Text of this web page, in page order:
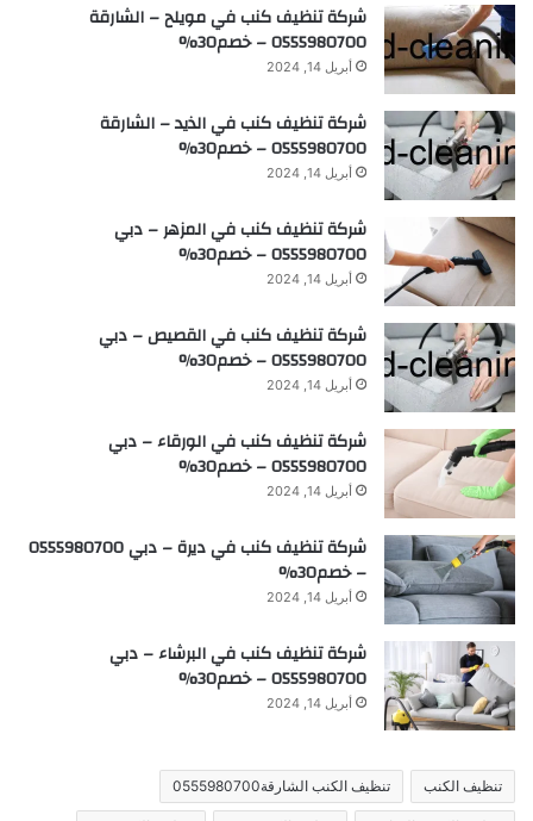
شركة تنظيف كنب في مويلح – الشارقة
0555980700 – خصم30%
أبريل 14, 2024
شركة تنظيف كنب في الذيد – الشارقة
0555980700 – خصم30%
أبريل 14, 2024
شركة تنظيف كنب في المزهر – دبي
0555980700 – خصم30%
أبريل 14, 2024
شركة تنظيف كنب في القصيص – دبي
0555980700 – خصم30%
أبريل 14, 2024
شركة تنظيف كنب في الورقاء – دبي
0555980700 – خصم30%
أبريل 14, 2024
شركة تنظيف كنب في ديرة – دبي 0555980700
– خصم30%
أبريل 14, 2024
شركة تنظيف كنب في البرشاء – دبي
0555980700 – خصم30%
أبريل 14, 2024
تنظيف الكنب تنظيف الكنب الشارقة0555980700